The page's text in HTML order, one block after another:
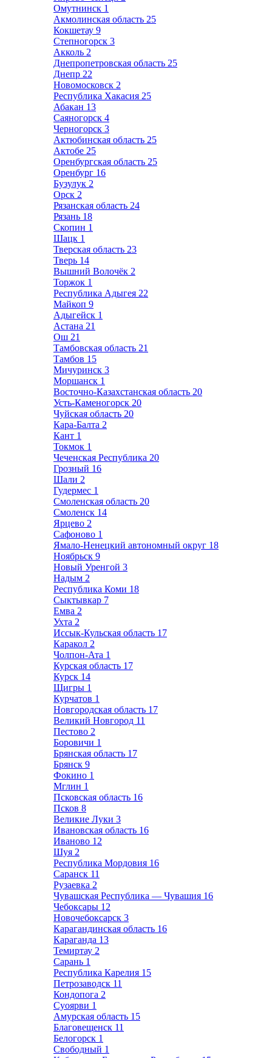
Омутнинск 1
Акмолинская область 25
Кокшетау 9
Степногорск 3
Акколь 2
Днепропетровская область 25
Днепр 22
Новомосковск 2
Республика Хакасия 25
Абакан 13
Саяногорск 4
Черногорск 3
Актюбинская область 25
Актобе 25
Оренбургская область 25
Оренбург 16
Бузулук 2
Орск 2
Рязанская область 24
Рязань 18
Скопин 1
Шацк 1
Тверская область 23
Тверь 14
Вышний Волочёк 2
Торжок 1
Республика Адыгея 22
Майкоп 9
Адыгейск 1
Астана 21
Ош 21
Тамбовская область 21
Тамбов 15
Мичуринск 3
Моршанск 1
Восточно-Казахстанская область 20
Усть-Каменогорск 20
Чуйская область 20
Кара-Балта 2
Кант 1
Токмок 1
Чеченская Республика 20
Грозный 16
Шали 2
Гудермес 1
Смоленская область 20
Смоленск 14
Ярцево 2
Сафоново 1
Ямало-Ненецкий автономный округ 18
Ноябрьск 9
Новый Уренгой 3
Надым 2
Республика Коми 18
Сыктывкар 7
Емва 2
Ухта 2
Иссык-Кульская область 17
Каракол 2
Чолпон-Ата 1
Курская область 17
Курск 14
Щигры 1
Курчатов 1
Новгородская область 17
Великий Новгород 11
Пестово 2
Боровичи 1
Брянская область 17
Брянск 9
Фокино 1
Мглин 1
Псковская область 16
Псков 8
Великие Луки 3
Ивановская область 16
Иваново 12
Шуя 2
Республика Мордовия 16
Саранск 11
Рузаевка 2
Чувашская Республика — Чувашия 16
Чебоксары 12
Новочебоксарск 3
Карагандинская область 16
Караганда 13
Темиртау 2
Сарань 1
Республика Карелия 15
Петрозаводск 11
Кондопога 2
Суоярви 1
Амурская область 15
Благовещенск 11
Белогорск 1
Свободный 1